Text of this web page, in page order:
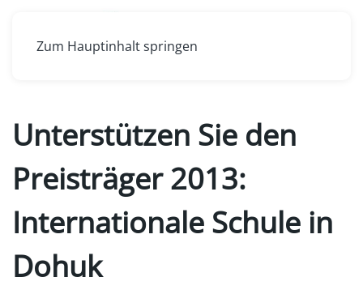
Zum Hauptinhalt springen
Unterstützen Sie den
Preisträger 2013:
Internationale Schule in
Dohuk